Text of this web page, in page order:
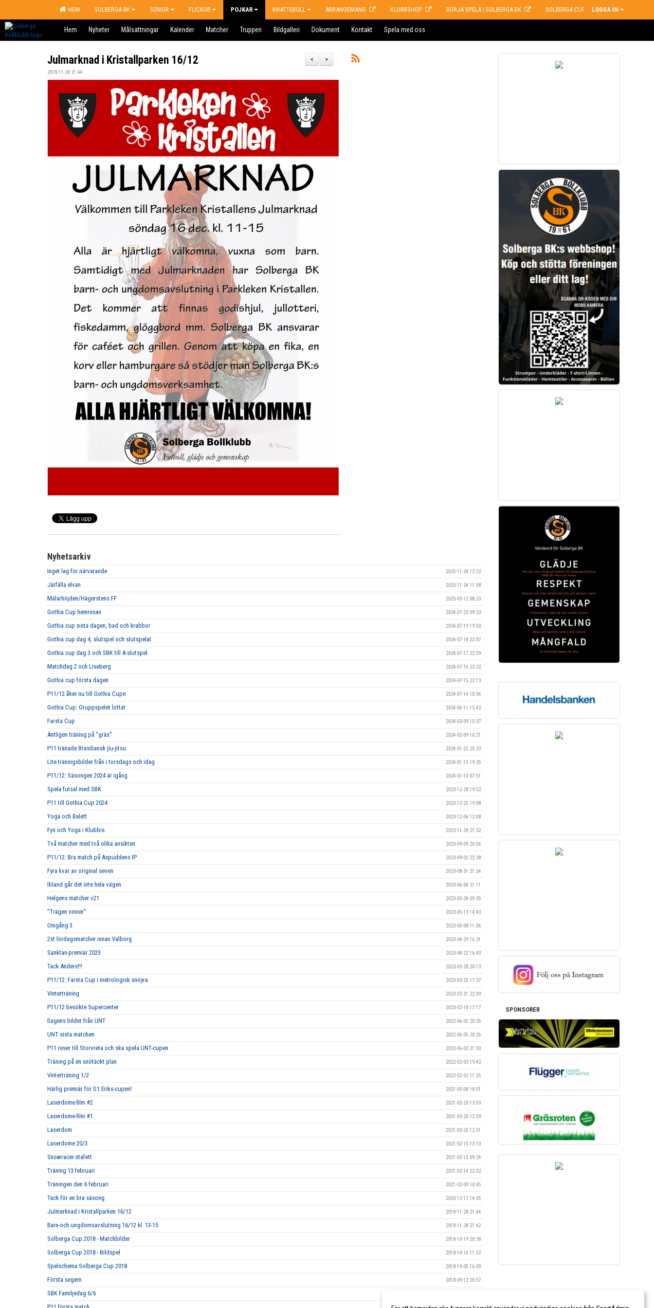
HEM SOLBERGA BK SENIOR FLICKOR POJKAR KNATTEBOLL ARRANGEMANG KLUBBSHOP BÖRJA SPELA I SOLBERGA BK SOLBERGA CUP LOGGA IN
Hem Nyheter Målsättningar Kalender Matcher Truppen Bildgalleri Dokument Kontakt Spela med oss
>
<
Julmarknad i Kristallparken 16/12
2018-11-28 21:44
Nyhetsarkiv
Inget lag för närvarande 2025-11-24 12:22
Järfälla elvan 2025-11-24 11:58
Mälarhöjden/Hägerstens FF 2025-05-12 08:23
Gothia Cup hemresan 2024-07-23 09:33
Gothia cup sista dagen, bad och krabbor 2024-07-19 19:50
Gothia cup dag 4, slutspel och slutspelat 2024-07-18 22:07
Gothia cup dag 3 och SBK till A-slutspel 2024-07-17 22:59
Matchdag 2 och Liseberg 2024-07-16 23:32
Gothia cup första dagen 2024-07-15 22:13
P11/12 åker nu till Gothia Cupe 2024-07-14 10:54
Gothia Cup: Gruppspelet lottat 2024-06-11 15:42
Farsta Cup 2024-03-09 15:37
Äntligen träning på ”gräs” 2024-02-09 10:21
P11 tränade Brasiliansk jiu-jitsu 2024-01-22 20:33
Lite träningsbilder från i torsdags och idag 2024-01-15 19:35
P11/12: Säsongen 2024 är igång 2024-01-10 07:51
Spela futsal med SBK 2023-12-28 19:52
P11 till Gothia Cup 2024 2023-12-25 19:08
Yoga och Balett 2023-12-06 12:08
Fys och Yoga i Klubbis 2023-11-28 21:32
Två matcher med två olika ansikten 2023-09-09 20:06
P11/12: Bra match på Aspuddens IP 2023-09-02 22:38
Fyra kvar av original seven 2023-08-31 21:24
Ibland går det inte hela vägen 2023-06-04 21:11
Helgens matcher v21 2023-05-28 09:35
”Trägen vinner” 2023-05-13 14:43
Omgång 3 2023-05-08 11:06
2st lördagsmatcher innan Valborg 2023-04-29 16:31
Sanktan-premiär 2023 2023-04-22 16:43
Tack Anders!!! 2023-03-28 20:13
P11/12: Farsta Cup i metrologisk snöyra 2023-03-25 17:37
Vinterträning 2023-02-21 22:09
P11/12 besökte Supercenter 2023-02-18 17:17
Dagens bilder från UNT 2022-06-05 20:35
UNT sista matchen 2022-06-05 20:26
P11 reser till Storvreta och ska spela UNT-cupen 2022-06-03 21:50
Träning på en snötäckt plan 2022-02-03 19:42
Vinterträning 1/2 2022-02-02 11:25
Härlig premiär för S:t Eriks-cupen! 2021-05-08 18:01
Laserdome-film #2 2021-03-20 13:03
Laserdome-film #1 2021-03-20 12:59
Laserdom 2021-03-20 12:51
Laserdome 20/3 2021-02-15 13:10
Snowracer-stafett 2021-02-15 09:24
Träning 13 februari 2021-02-14 22:02
Träningen den 6 februari 2021-02-09 10:45
Tack för en bra säsong 2020-12-12 14:05
Julmarknad i Kristallparken 16/12 2018-11-28 21:44
Barn-och ungdomsavslutning 16/12 kl. 13-15 2018-11-28 21:42
Solberga Cup 2018 - Matchbilder 2018-10-19 20:38
Solberga Cup 2018 - Bildspel 2018-10-16 11:52
Spelschema Solberga Cup 2018 2018-10-05 16:00
Första segern 2018-09-13 20:57
SBK Familjedag 6/6
SPONSORER